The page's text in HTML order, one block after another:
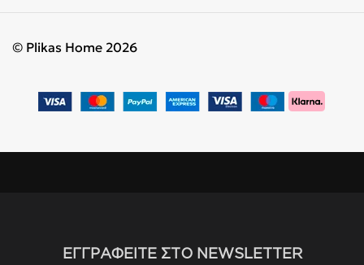
© Plikas Home 2026
ΕΓΓΡΑΦΕΙΤΕ ΣΤΟ NEWSLETTER